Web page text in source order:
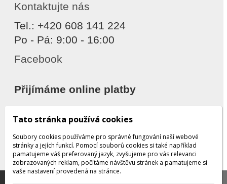
Kontaktujte nás
Tel.: +420 608 141 224
Po - Pá: 9:00 - 16:00
Facebook
Přijímáme online platby
Děkujeme za důvěru
Tato stránka používá cookies
Soubory cookies používáme pro správné fungování naší webové
stránky a jejích funkcí. Pomocí souborů cookies si také například
pamatujeme váš preferovaný jazyk, zvyšujeme pro vás relevanci
zobrazovaných reklam, počítáme návštěvu stránek a pamatujeme si
vaše nastavení provedená na stránce.